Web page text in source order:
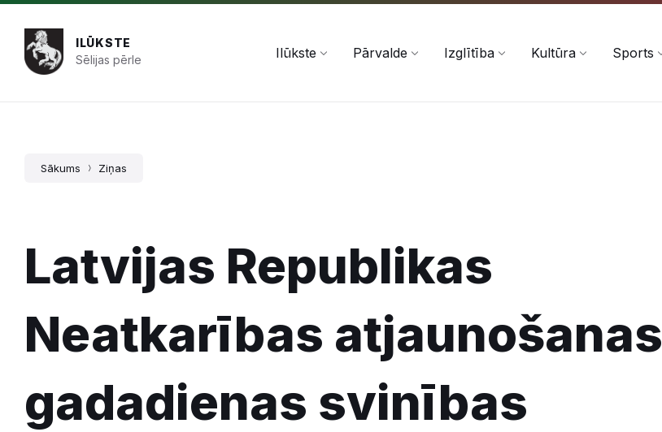
Pāriet
saturu
Skip
navigation
Skip
footer
ILŪKSTE
Sēlijas pērle
Ilūkste Pārvalde Izglītība Kultūra Sports
Sākums Ziņas
Latvijas Republikas
Neatkarības atjaunošanas
gadadienas svinības